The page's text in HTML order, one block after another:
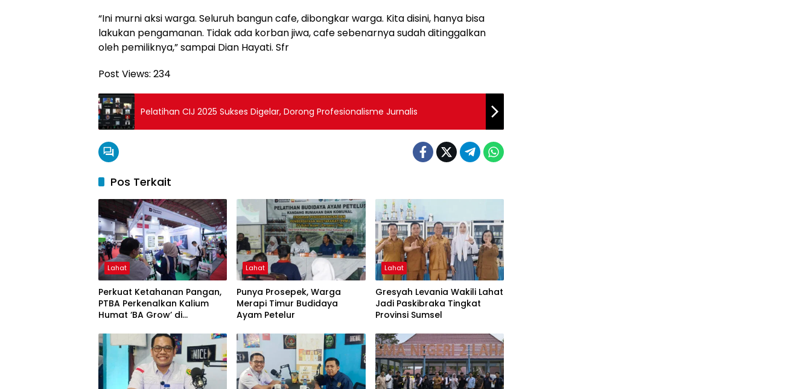
“Ini murni aksi warga. Seluruh bangun cafe, dibongkar warga. Kita disini, hanya bisa
lakukan pengamanan. Tidak ada korban jiwa, cafe sebenarnya sudah ditinggalkan
oleh pemiliknya,” sampai Dian Hayati. Sfr
Post Views: 234
Pelatihan CIJ 2025 Sukses Digelar, Dorong Profesionalisme Jurnalis
Pos Terkait
Lahat
Perkuat Ketahanan Pangan,
PTBA Perkenalkan Kalium
Humat ‘BA Grow’ di
Lahat
Punya Prosepek, Warga
Merapi Timur Budidaya
Ayam Petelur
Lahat
Gresyah Levania Wakili Lahat
Jadi Paskibraka Tingkat
Provinsi Sumsel